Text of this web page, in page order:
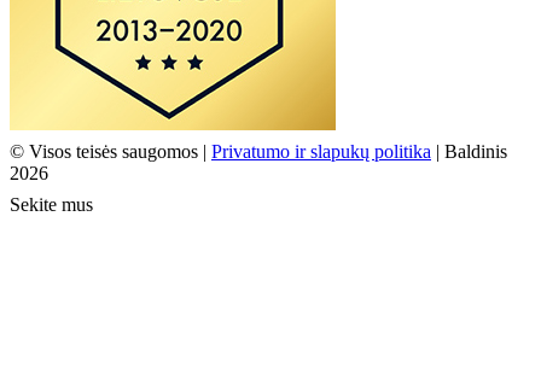
© Visos teisės saugomos | Privatumo ir slapukų politika | Baldinis
2026
Sekite mus